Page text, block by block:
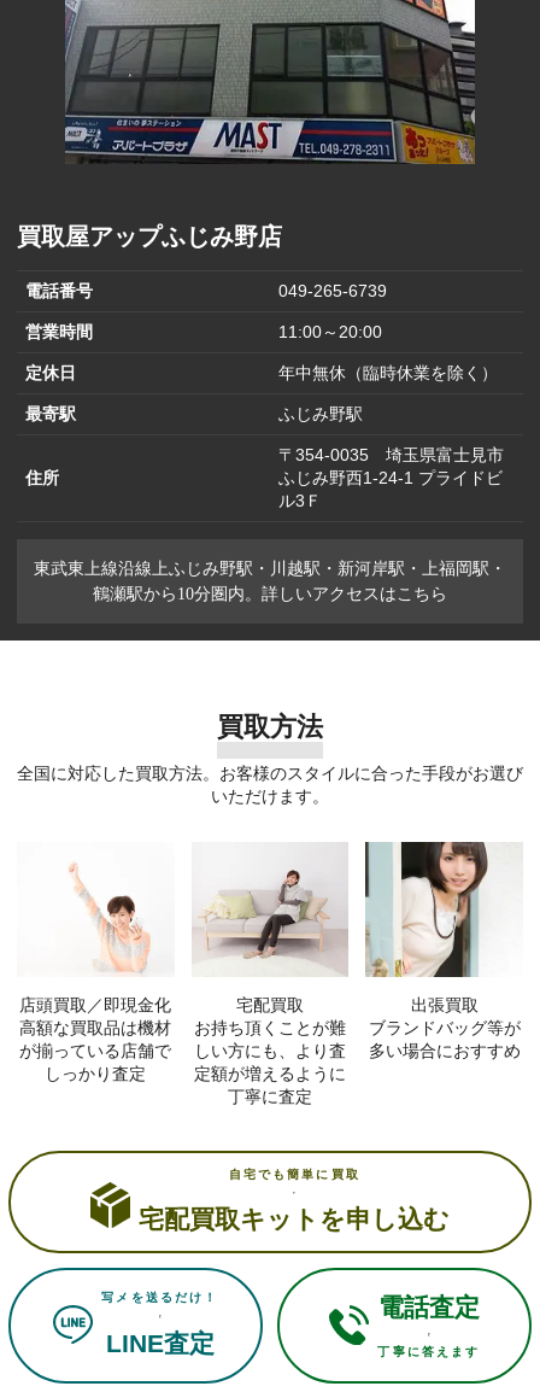
買取屋アップふじみ野店
電話番号 049-265-6739
営業時間 11:00～20:00
定休日 年中無休（臨時休業を除く）
最寄駅 ふじみ野駅
住所
〒354-0035 埼玉県富士見市
ふじみ野西1-24-1 プライドビ
ル3Ｆ
東武東上線沿線上ふじみ野駅・川越駅・新河岸駅・上福岡駅・
鶴瀬駅から10分圏内。詳しいアクセスはこちら
買取方法
全国に対応した買取方法。お客様のスタイルに合った手段がお選び
いただけます。
店頭買取／即現金化
高額な買取品は機材
が揃っている店舗で
しっかり査定
宅配買取
お持ち頂くことが難
しい方にも、より査
定額が増えるように
丁寧に査定
出張買取
ブランドバッグ等が
多い場合におすすめ
自宅でも簡単に買取
宅配買取キットを申し込む
写メを送るだけ！
LINE査定
電話査定
丁寧に答えます